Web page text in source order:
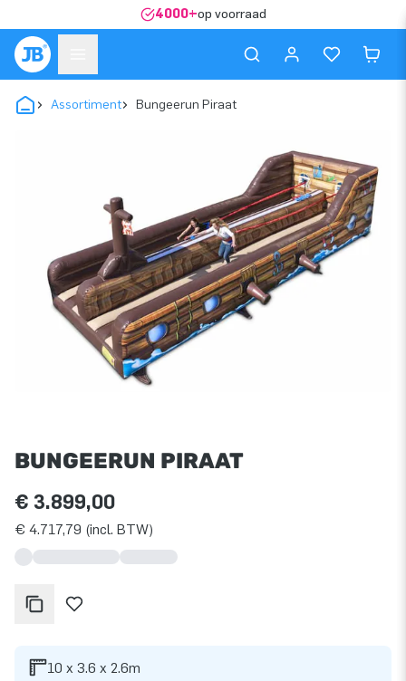
4000+op voorraad
Assortiment Bungeerun Piraat
BUNGEERUN PIRAAT
€ 3.899,00
€ 4.717,79 (incl. BTW)
10 x 3.6 x 2.6m